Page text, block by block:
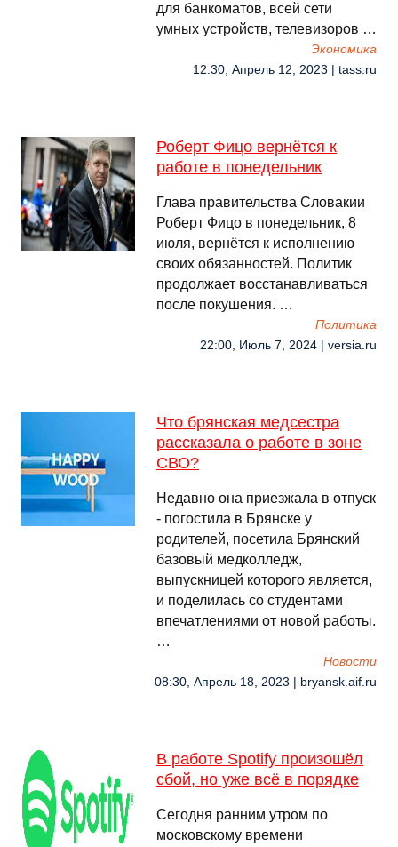
для банкоматов, всей сети
умных устройств, телевизоров …
Экономика
12:30, Апрель 12, 2023 | tass.ru
Роберт Фицо вернётся к
работе в понедельник
Глава правительства Словакии
Роберт Фицо в понедельник, 8
июля, вернётся к исполнению
своих обязанностей. Политик
продолжает восстанавливаться
после покушения. …
Политика
22:00, Июль 7, 2024 | versia.ru
Что брянская медсестра
рассказала о работе в зоне
СВО?
Недавно она приезжала в отпуск
- погостила в Брянске у
родителей, посетила Брянский
базовый медколледж,
выпускницей которого является,
и поделилась со студентами
впечатлениями от новой работы.
…
Новости
08:30, Апрель 18, 2023 | bryansk.aif.ru
В работе Spotify произошёл
сбой, но уже всё в порядке
Сегодня ранним утром по
московскому времени